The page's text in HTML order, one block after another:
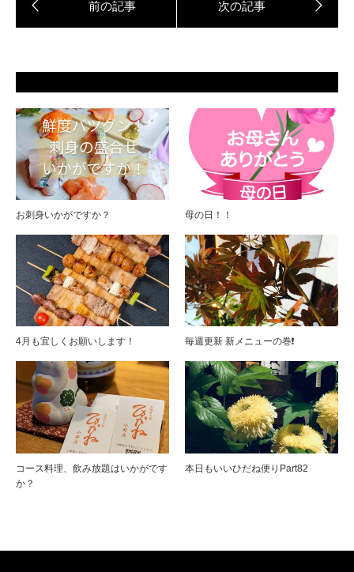
お刺身いかがですか？ 母の日！！
4月も宜しくお願いします！ 毎週更新 新メニューの巻❗️
コース料理、飲み放題はいかがです
か？
本日もいいひだね便りPart82